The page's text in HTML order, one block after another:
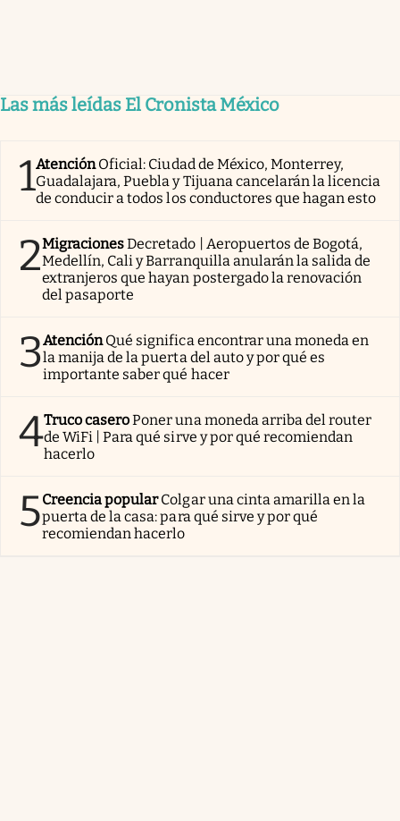
Las más leídas El Cronista México
1AtenciónOficial: Ciudad de México, Monterrey,
Guadalajara, Puebla y Tijuana cancelarán la licencia
de conducir a todos los conductores que hagan esto
2MigracionesDecretado | Aeropuertos de Bogotá,
Medellín, Cali y Barranquilla anularán la salida de
extranjeros que hayan postergado la renovación
del pasaporte
3AtenciónQué significa encontrar una moneda en
la manija de la puerta del auto y por qué es
importante saber qué hacer
4Truco caseroPoner una moneda arriba del router
de WiFi | Para qué sirve y por qué recomiendan
hacerlo
5Creencia popularColgar una cinta amarilla en la
puerta de la casa: para qué sirve y por qué
recomiendan hacerlo